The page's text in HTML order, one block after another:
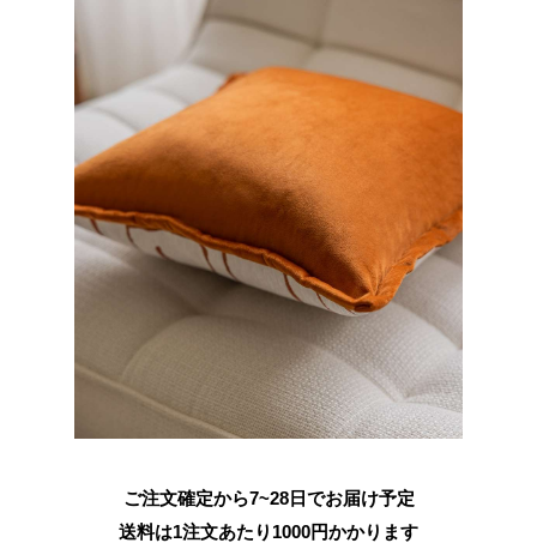
ご注文確定から7~28日でお届け予定
送料は1注文あたり 1000円かかります